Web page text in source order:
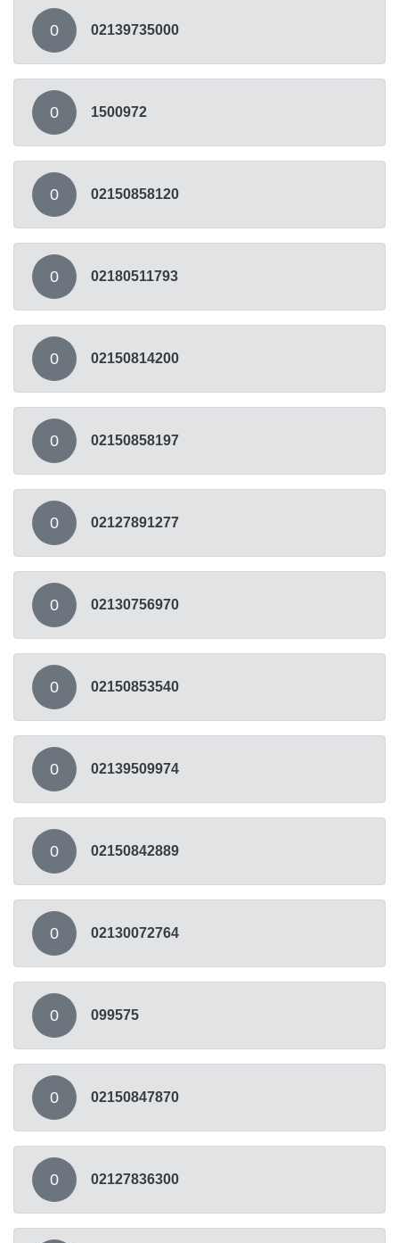
0 02139735000
0 1500972
0 02150858120
0 02180511793
0 02150814200
0 02150858197
0 02127891277
0 02130756970
0 02150853540
0 02139509974
0 02150842889
0 02130072764
0 099575
0 02150847870
0 02127836300